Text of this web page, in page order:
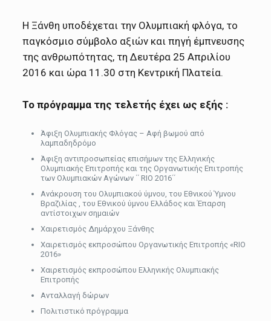
Η Ξάνθη υποδέχεται την Ολυμπιακή φλόγα, το
παγκόσμιο σύμβολο αξιών και πηγή έμπνευσης
της ανθρωπότητας, τη Δευτέρα 25 Απριλίου
2016 και ώρα 11.30 στη Κεντρική Πλατεία.
Το πρόγραμμα της τελετής έχει ως εξής :
Άφιξη Ολυμπιακής Φλόγας – Αφή βωμού από
λαμπαδηδρόμο
Άφιξη αντιπροσωπείας επισήμων της Ελληνικής
Ολυμπιακής Επιτροπής και της Οργανωτικής Επιτροπής
των Ολυμπιακών Αγώνων ΄΄ RIO 2016΄΄
Ανάκρουση του Ολυμπιακού ύμνου, του Εθνικού Ύμνου
Βραζιλίας , του Εθνικού ύμνου Ελλάδος και Έπαρση
αντίστοιχων σημαιών
Χαιρετισμός Δημάρχου Ξάνθης
Χαιρετισμός εκπροσώπου Οργανωτικής Επιτροπής «RIO
2016»
Χαιρετισμός εκπροσώπου Ελληνικής Ολυμπιακής
Επιτροπής
Ανταλλαγή δώρων
Πολιτιστικό πρόγραμμα